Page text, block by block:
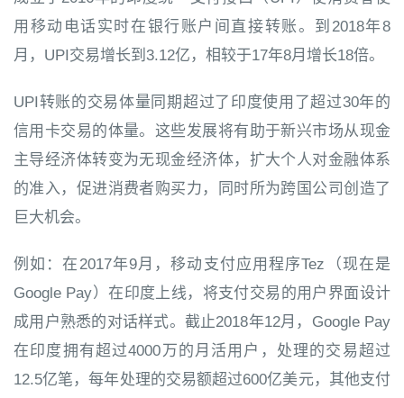
用移动电话实时在银行账户间直接转账。到2018年8
月，UPI交易增长到3.12亿，相较于17年8月增长18倍。
UPI转账的交易体量同期超过了印度使用了超过30年的
信用卡交易的体量。这些发展将有助于新兴市场从现金
主导经济体转变为无现金经济体，扩大个人对金融体系
的准入，促进消费者购买力，同时所为跨国公司创造了
巨大机会。
例如：在2017年9月，移动支付应用程序Tez（现在是
Google Pay）在印度上线，将支付交易的用户界面设计
成用户熟悉的对话样式。截止2018年12月，Google Pay
在印度拥有超过4000万的月活用户，处理的交易超过
12.5亿笔，每年处理的交易额超过600亿美元，其他支付